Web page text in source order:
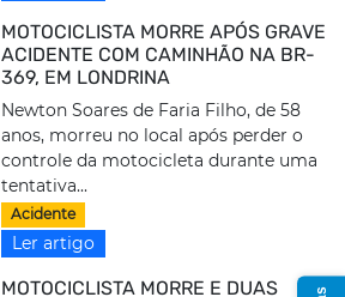
MOTOCICLISTA MORRE APÓS GRAVE
ACIDENTE COM CAMINHÃO NA BR-
369, EM LONDRINA
Newton Soares de Faria Filho, de 58
anos, morreu no local após perder o
controle da motocicleta durante uma
tentativa...
Acidente
Ler artigo
MOTOCICLISTA MORRE E DUAS